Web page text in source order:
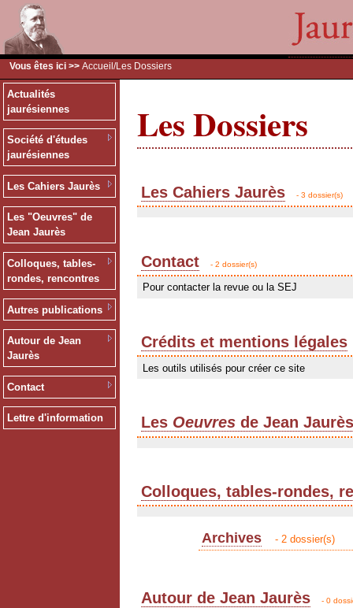
Vous êtes ici >> Accueil /Les Dossiers
Actualités
jaurésiennes
Société d'études
jaurésiennes
Les Cahiers Jaurès
Les "Oeuvres" de
Jean Jaurès
Colloques, tables-
rondes, rencontres
Autres publications
Autour de Jean
Jaurès
Contact
Lettre d'information
Les Dossiers
Les Cahiers Jaurès - 3 dossier(s)
Contact - 2 dossier(s)
Pour contacter la revue ou la SEJ
Crédits et mentions légales
Les outils utilisés pour créer ce site
Les Oeuvres de Jean
Colloques, tables-rondes,
Archives - 2 dossier(s)
Autour de Jean Jaurès - 0